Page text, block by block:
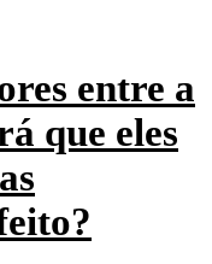
entre a
que eles